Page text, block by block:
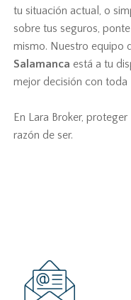
tu situación actual, o
sobre tus seguros,
mismo. Nuestro equipo
Salamanca está a tu
mejor decisión con toda
En Lara Broker,
razón de ser.